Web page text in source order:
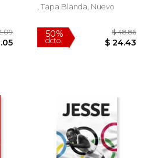
, Tapa Blanda, Nuevo